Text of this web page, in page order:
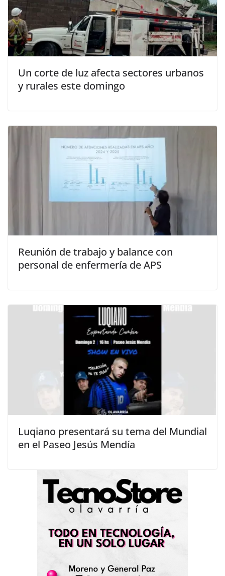
Un corte de luz afecta sectores urbanos
y rurales este domingo
Reunión de trabajo y balance con
personal de enfermería de APS
Luqiano presentará su tema del Mundial
en el Paseo Jesús Mendía